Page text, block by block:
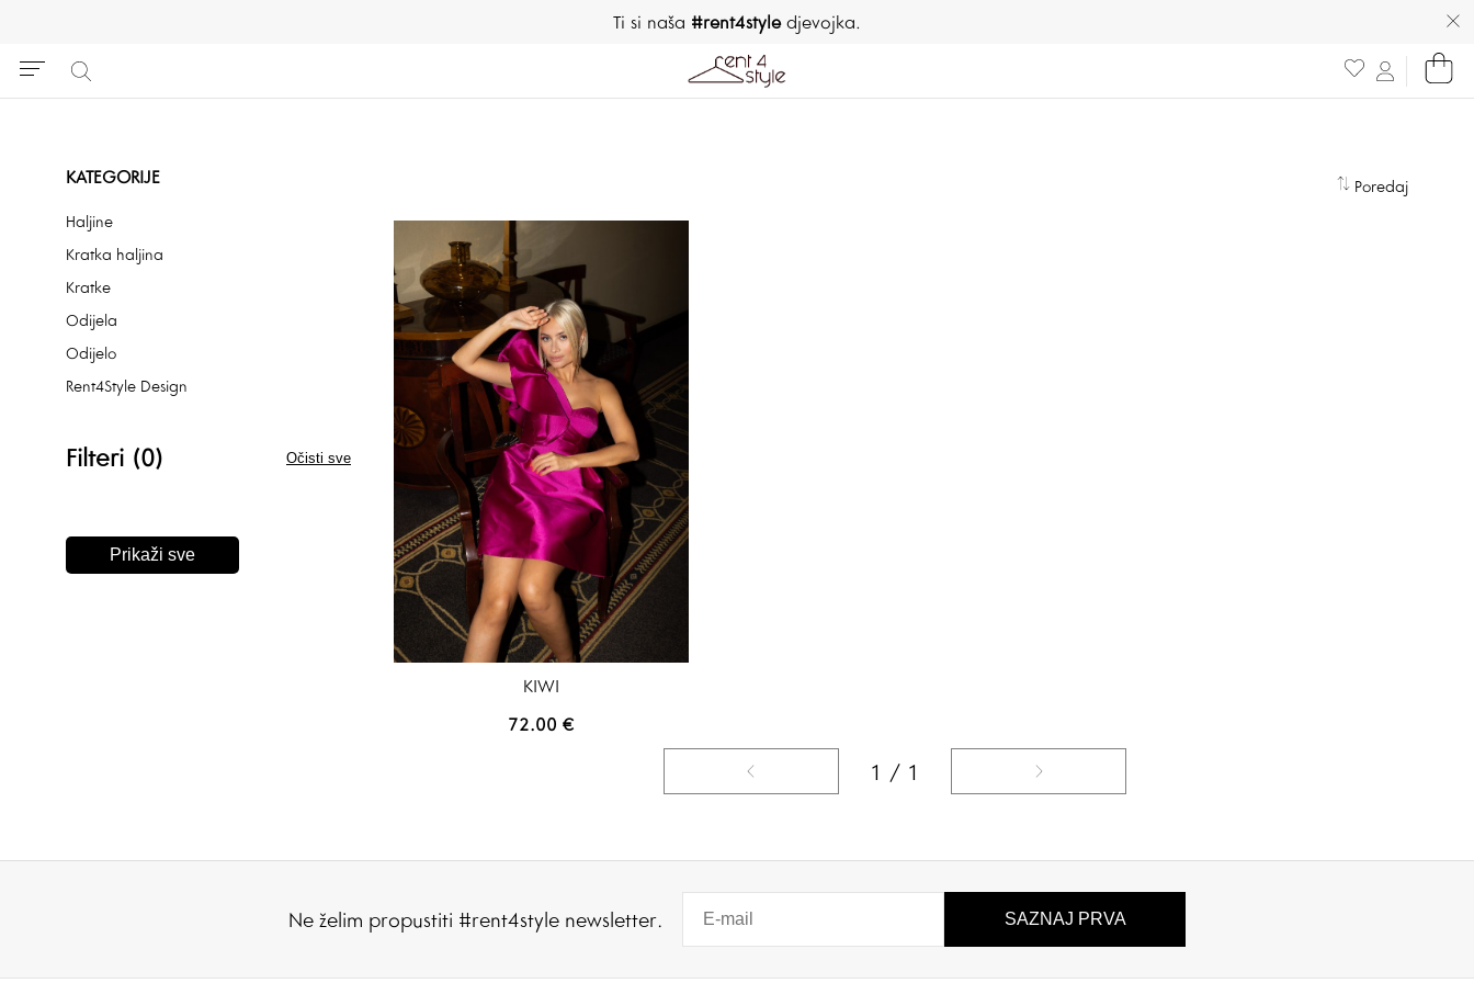
Ti si naša #rent4styledjevojka.
KATEGORIJE
Haljine
Kratka haljina
Kratke
Odijela
Odijelo
Rent4Style Design
Filteri (0) Očisti sve
Prikaži sve
Poredaj
KIWI
72.00€
1 / 1
Ne želim propustiti #rent4style newsletter.